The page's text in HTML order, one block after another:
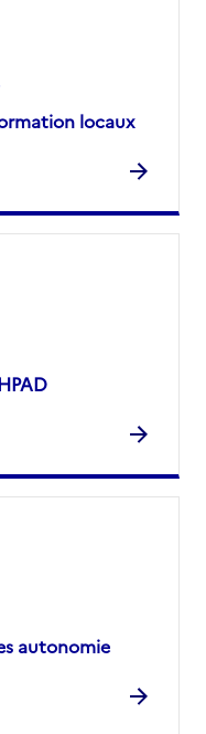
locaux
autonomie